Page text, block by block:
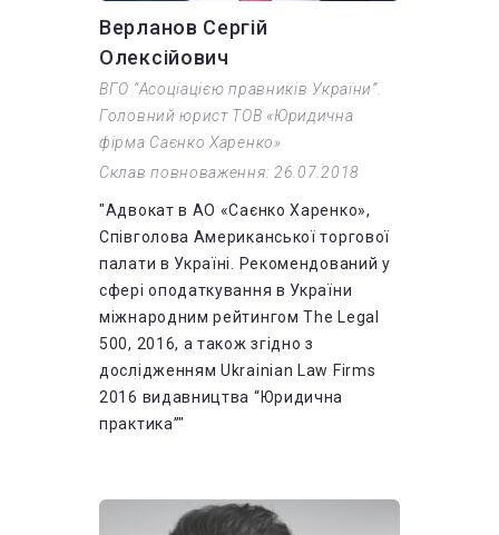
Верланов Сергій
Олексійович
ВГО “Асоціацією правників України”.
Головний юрист ТОВ «Юридична
фірма Саєнко Харенко»
Склав повноваження: 26.07.2018
"Адвокат в АО «Саєнко Харенко»,
Співголова Американської торгової
палати в Україні. Рекомендований у
сфері оподаткування в України
міжнародним рейтингом The Legal
500, 2016, а також згідно з
дослідженням Ukrainian Law Firms
2016 видавництва “Юридична
практика”"